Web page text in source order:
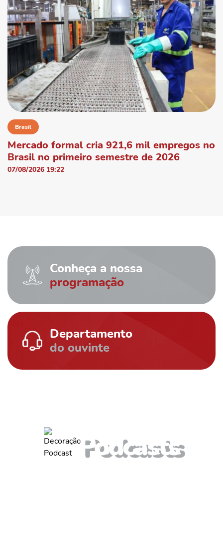
Brasil
Mercado formal cria 921,6 mil empregos no
Brasil no primeiro semestre de 2026
07/08/2026 19:22
Conheça a nossa
programação
Departamento
do ouvinte
Podcasts